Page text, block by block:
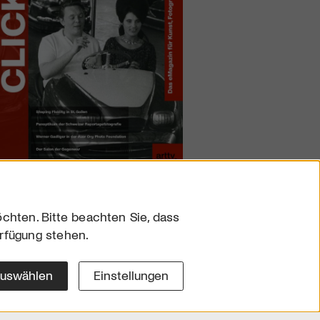
Bitte beachten Sie, dass
stehen.
Einstellungen